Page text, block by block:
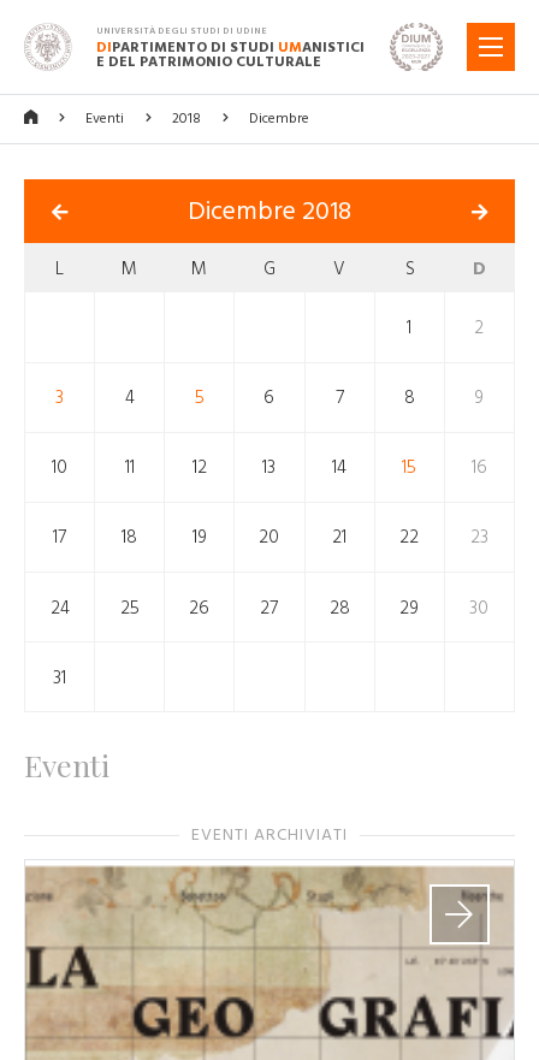
UNIVERSITÀ DEGLI STUDI DI UDINE
DIPARTIMENTO DI STUDI UMANISTICI
E DEL PATRIMONIO CULTURALE
MENU
Eventi 2018 Dicembre
Dicembre 2018
L M M G V S D
1 2
3 4 5 6 7 8 9
10 11 12 13 14 15 16
17 18 19 20 21 22 23
24 25 26 27 28 29 30
31
Eventi
EVENTI ARCHIVIATI